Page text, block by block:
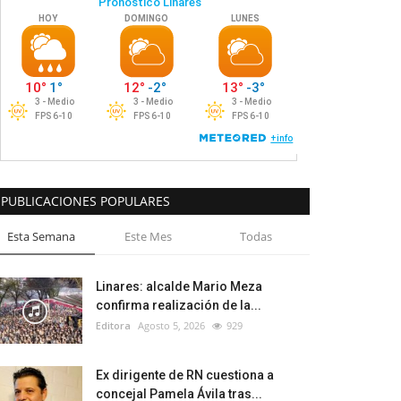
PUBLICACIONES POPULARES
Esta Semana Este Mes Todas
Linares: alcalde Mario Meza
confirma realización de la...
Editora Agosto 5, 2026 929
Ex dirigente de RN cuestiona a
concejal Pamela Ávila tras...